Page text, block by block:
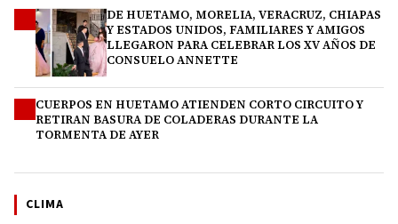
DE HUETAMO, MORELIA, VERACRUZ, CHIAPAS
Y ESTADOS UNIDOS, FAMILIARES Y AMIGOS
LLEGARON PARA CELEBRAR LOS XV AÑOS DE
CONSUELO ANNETTE
CUERPOS EN HUETAMO ATIENDEN CORTO CIRCUITO Y
RETIRAN BASURA DE COLADERAS DURANTE LA
TORMENTA DE AYER
CLIMA